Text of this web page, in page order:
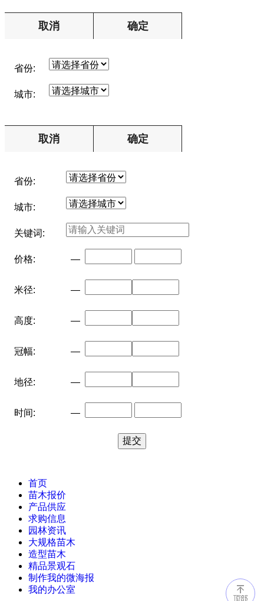
取消 确定
省份:
城市:
取消 确定
省份:
城市:
关键词:
价格: —
米径: —
高度: —
冠幅: —
地径: —
时间: —
首页
苗木报价
产品供应
求购信息
园林资讯
大规格苗木
造型苗木
精品景观石
制作我的微海报
我的办公室